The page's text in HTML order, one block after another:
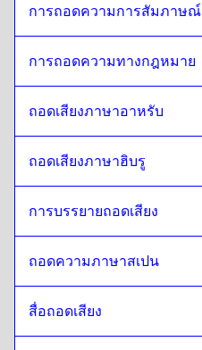
การถอดความการสัมภาษณ์
การถอดความทางกฎหมาย
ถอดเสียงภาษาอาหรับ
ถอดเสียงภาษาฮิบรู
การบรรยายถอดเสียง
ถอดความภาษาสเปน
สื่อถอดเสียง